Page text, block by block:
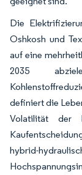
Die
Oshkosh und
auf eine
2035
definiert die
Volatilität der
hybrid-